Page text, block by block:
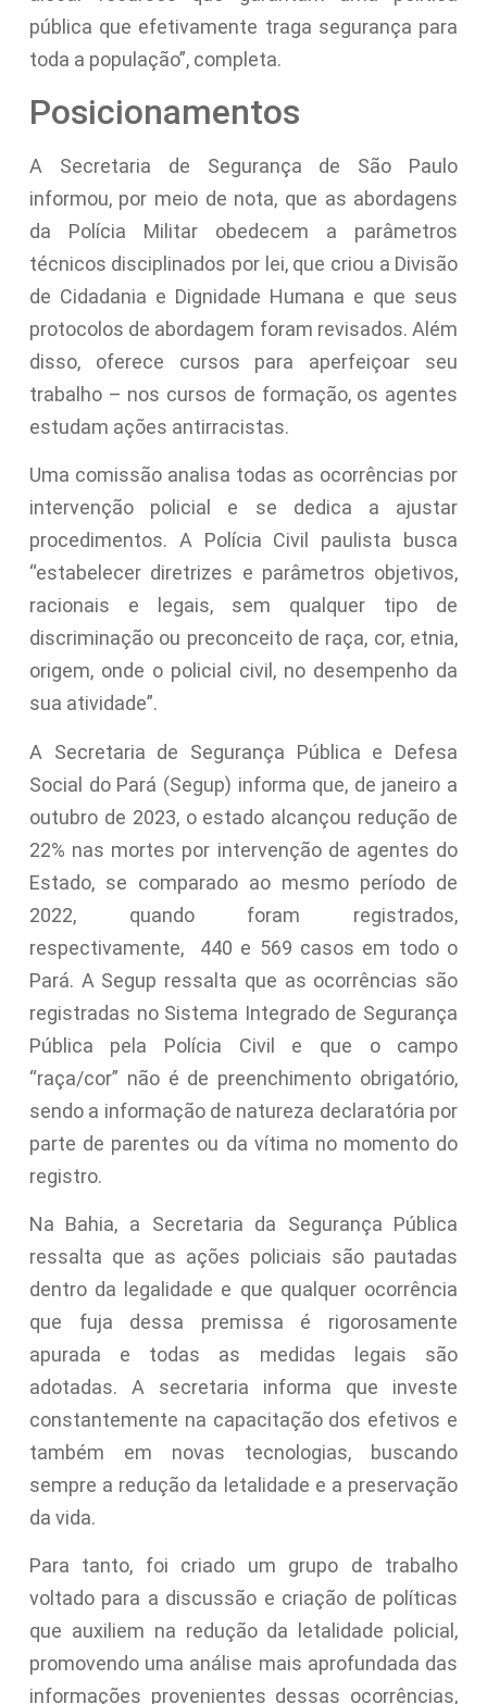
pública que efetivamente traga segurança para
toda a população”, completa.
Posicionamentos
A Secretaria de Segurança de São Paulo
informou, por meio de nota, que as abordagens
da Polícia Militar obedecem a parâmetros
técnicos disciplinados por lei, que criou a Divisão
de Cidadania e Dignidade Humana e que seus
protocolos de abordagem foram revisados. Além
disso, oferece cursos para aperfeiçoar seu
trabalho – nos cursos de formação, os agentes
estudam ações antirracistas.
Uma comissão analisa todas as ocorrências por
intervenção policial e se dedica a ajustar
procedimentos. A Polícia Civil paulista busca
“estabelecer diretrizes e parâmetros objetivos,
racionais e legais, sem qualquer tipo de
discriminação ou preconceito de raça, cor, etnia,
origem, onde o policial civil, no desempenho da
sua atividade”.
A Secretaria de Segurança Pública e Defesa
Social do Pará (Segup) informa que, de janeiro a
outubro de 2023, o estado alcançou redução de
22% nas mortes por intervenção de agentes do
Estado, se comparado ao mesmo período de
2022, quando foram registrados,
respectivamente, 440 e 569 casos em todo o
Pará. A Segup ressalta que as ocorrências são
registradas no Sistema Integrado de Segurança
Pública pela Polícia Civil e que o campo
“raça/cor” não é de preenchimento obrigatório,
sendo a informação de natureza declaratória por
parte de parentes ou da vítima no momento do
registro.
Na Bahia, a Secretaria da Segurança Pública
ressalta que as ações policiais são pautadas
dentro da legalidade e que qualquer ocorrência
que fuja dessa premissa é rigorosamente
apurada e todas as medidas legais são
adotadas. A secretaria informa que investe
constantemente na capacitação dos efetivos e
também em novas tecnologias, buscando
sempre a redução da letalidade e a preservação
da vida.
Para tanto, foi criado um grupo de trabalho
voltado para a discussão e criação de políticas
que auxiliem na redução da letalidade policial,
promovendo uma análise mais aprofundada das
informações provenientes dessas ocorrências,